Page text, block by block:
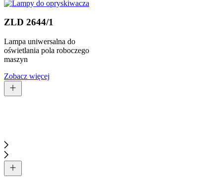
ZLD 2644/1
Lampa uniwersalna do
oświetlania pola roboczego
maszyn
Zobacz więcej